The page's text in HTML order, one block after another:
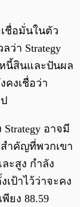
ชื่อมั่นในตัว
ว่า Strategy
นี้สินและปันผล
คงเชื่อว่า
อาจมี
ำคัญที่พวกเขา
ะสูง กำลัง
ป้าไว้ว่าจะคง
ยง 88.59